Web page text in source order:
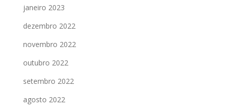
janeiro 2023
dezembro 2022
novembro 2022
outubro 2022
setembro 2022
agosto 2022